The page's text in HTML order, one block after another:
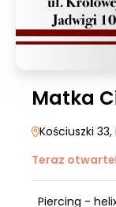
Matka
Kościuszki 33,
Teraz otwarte
Piercing -